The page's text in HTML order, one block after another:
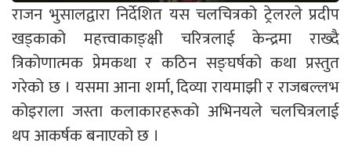
राजन भुसालद्वारा निर्देशित यस चलचित्रको ट्रेलरले प्रदीप
खड्काको महत्त्वाकाङ्क्षी चरित्रलाई केन्द्रमा राख्दै
त्रिकोणात्मक प्रेमकथा र कठिन सङ्घर्षको कथा प्रस्तुत
गरेको छ । यसमा आना शर्मा, दिव्या रायमाझी र राजबल्लभ
कोइराला जस्ता कलाकारहरूको अभिनयले चलचित्रलाई
थप आकर्षक बनाएको छ ।